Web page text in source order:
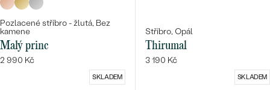
Pozlacené stříbro - žlutá, Bez
kamene
Malý princ
2 990 Kč
SKLADEM
Stříbro, Opál
Thirumal
3 190 Kč
SKLADEM